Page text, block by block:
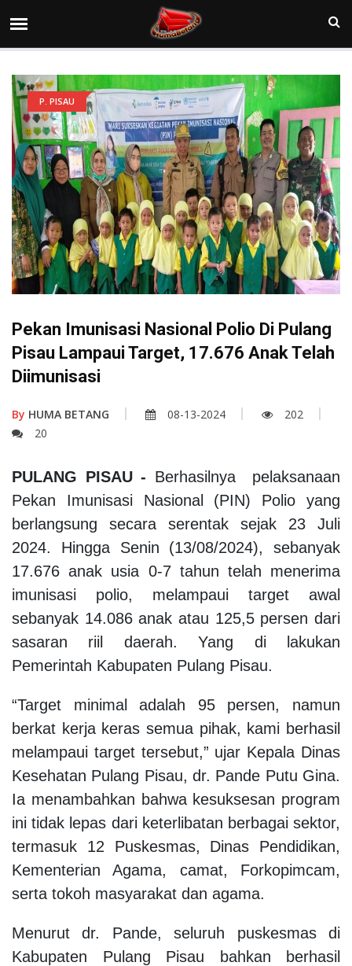
P. PISAU
Pekan Imunisasi Nasional Polio Di Pulang
Pisau Lampaui Target, 17.676 Anak Telah
Diimunisasi
By HUMA BETANG 08-13-2024
202
20
PULANG PISAU - Berhasilnya pelaksanaan
Pekan Imunisasi Nasional (PIN) Polio yang
berlangsung secara serentak sejak 23 Juli
2024. Hingga Senin (13/08/2024), sebanyak
17.676 anak usia 0-7 tahun telah menerima
imunisasi polio, melampaui target awal
sebanyak 14.086 anak atau 125,5 persen dari
sasaran riil daerah. Yang di lakukan
Pemerintah Kabupaten Pulang Pisau.
“Target minimal adalah 95 persen, namun
berkat kerja keras semua pihak, kami berhasil
melampaui target tersebut,” ujar Kepala Dinas
Kesehatan Pulang Pisau, dr. Pande Putu Gina.
Ia menambahkan bahwa kesuksesan program
ini tidak lepas dari keterlibatan berbagai sektor,
termasuk 12 Puskesmas, Dinas Pendidikan,
Kementerian Agama, camat, Forkopimcam,
serta tokoh masyarakat dan agama.
Menurut dr. Pande, seluruh puskesmas di
Kabupaten Pulang Pisau bahkan berhasil